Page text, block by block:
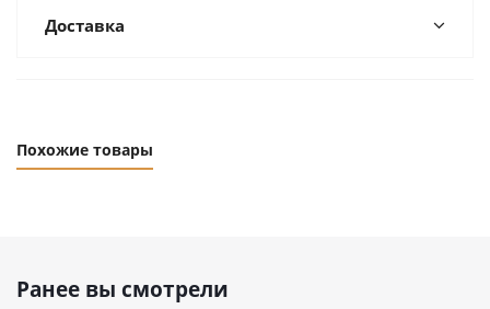
Доставка
Похожие товары
Ранее вы смотрели